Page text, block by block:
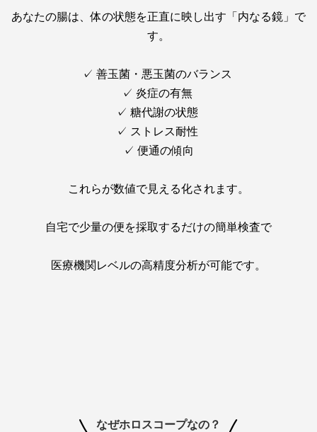
あなたの腸は、体の状態を正直に映し出す「内なる鏡」で
す。
✓ 善玉菌・悪玉菌のバランス
✓ 炎症の有無
✓ 糖代謝の状態
✓ ストレス耐性
✓ 便通の傾向
これらが数値で見える化されます。
自宅で少量の便を採取するだけの簡単検査で
医療機関レベルの高精度分析が可能です。
なぜホロスコープなの？